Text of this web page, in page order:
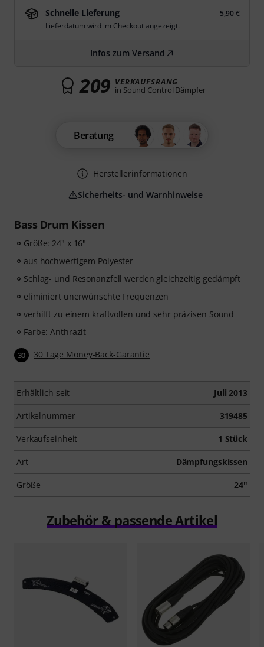
Bass Drum Kissen
Größe: 24" x 16"
aus hochwertigem Polyester
Schlag- und Resonanzfell werden gleichzeitig gedämpft
eliminiert unerwünschte Frequenzen
verhilft zu einem kraftvollen und sehr präzisen Sound
Farbe: Anthrazit
30 30 Tage Money-Back-Garantie
Erhältlich seit Juli 2013
Artikelnummer 319485
Verkaufseinheit 1 Stück
Art Dämpfungskissen
Größe 24"
Schnelle Lieferung
5,90 €
Lieferdatum wird im Checkout angezeigt.
Infos zum Versand
209 VERKAUFSRANG
in Sound Control Dämpfer
Beratung
Herstellerinformationen
Sicherheits- und Warnhinweise
Zubehör & passende Artikel